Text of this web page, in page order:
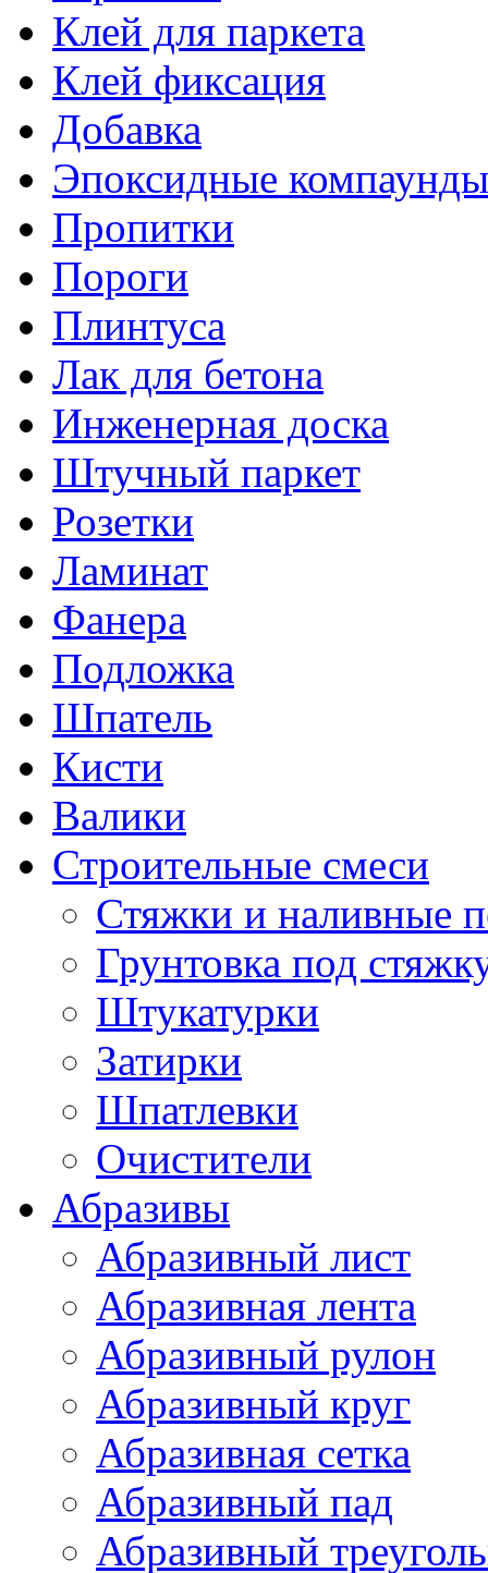
Клей для паркета
Клей фиксация
Добавка
Эпоксидные компаунды
Пропитки
Пороги
Плинтуса
Лак для бетона
Инженерная доска
Штучный паркет
Розетки
Ламинат
Фанера
Подложка
Шпатель
Кисти
Валики
Строительные смеси
Стяжки и наливные
Грунтовка под
Штукатурки
Затирки
Шпатлевки
Очистители
Абразивы
Абразивный лист
Абразивная лента
Абразивный рулон
Абразивный круг
Абразивная сетка
Абразивный пад
Абразивный